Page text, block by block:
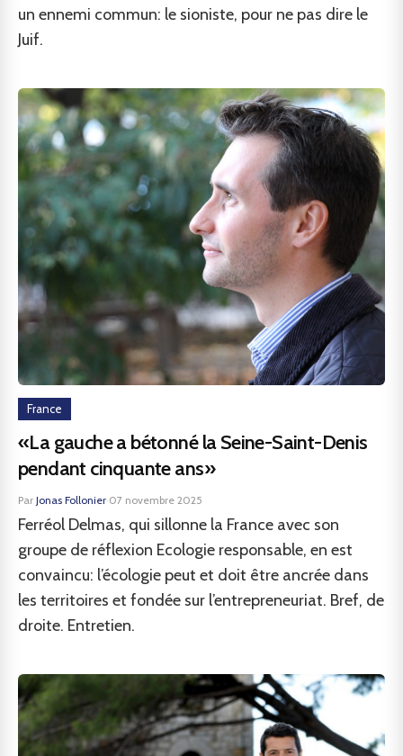
un ennemi commun: le sioniste, pour ne pas dire le
Juif.
France
«La gauche a bétonné la Seine-Saint-Denis
pendant cinquante ans»
Par Jonas Follonier·07 novembre 2025
Ferréol Delmas, qui sillonne la France avec son
groupe de réflexion Ecologie responsable, en est
convaincu: l’écologie peut et doit être ancrée dans
les territoires et fondée sur l’entrepreneuriat. Bref, de
droite. Entretien.